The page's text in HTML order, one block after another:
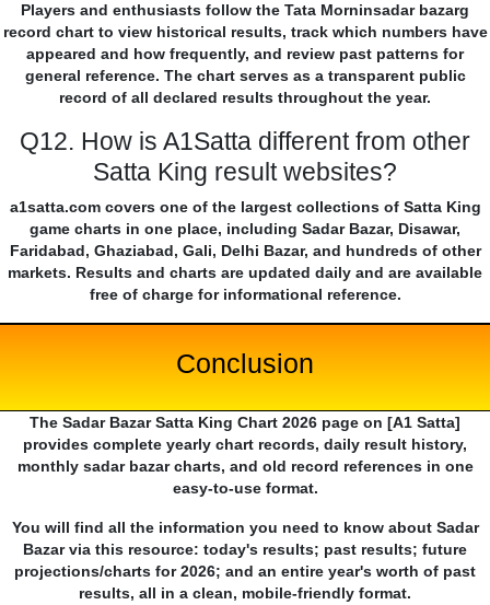
Players and enthusiasts follow the Tata Morninsadar bazarg
record chart to view historical results, track which numbers have
appeared and how frequently, and review past patterns for
general reference. The chart serves as a transparent public
record of all declared results throughout the year.
Q12. How is A1Satta different from other
Satta King result websites?
a1satta.com covers one of the largest collections of Satta King
game charts in one place, including Sadar Bazar, Disawar,
Faridabad, Ghaziabad, Gali, Delhi Bazar, and hundreds of other
markets. Results and charts are updated daily and are available
free of charge for informational reference.
Conclusion
The Sadar Bazar Satta King Chart 2026 page on [A1 Satta]
provides complete yearly chart records, daily result history,
monthly sadar bazar charts, and old record references in one
easy-to-use format.
You will find all the information you need to know about Sadar
Bazar via this resource: today's results; past results; future
projections/charts for 2026; and an entire year's worth of past
results, all in a clean, mobile-friendly format.